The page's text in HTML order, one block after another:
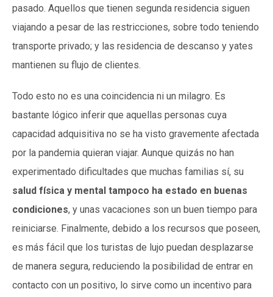
pasado. Aquellos que tienen segunda residencia siguen
viajando a pesar de las restricciones, sobre todo teniendo
transporte privado; y las residencia de descanso y yates
mantienen su flujo de clientes.
Todo esto no es una coincidencia ni un milagro. Es
bastante lógico inferir que aquellas personas cuya
capacidad adquisitiva no se ha visto gravemente afectada
por la pandemia quieran viajar. Aunque quizás no han
experimentado dificultades que muchas familias sí, su
salud física y mental tampoco ha estado en buenas
condiciones, y unas vacaciones son un buen tiempo para
reiniciarse. Finalmente, debido a los recursos que poseen,
es más fácil que los turistas de lujo puedan desplazarse
de manera segura, reduciendo la posibilidad de entrar en
contacto con un positivo, lo sirve como un incentivo para